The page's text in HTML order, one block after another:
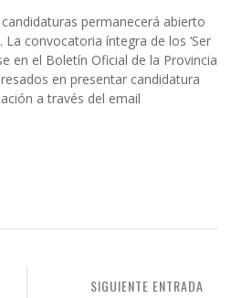
permanecerá abierto
convocatoria íntegra de los ‘Ser
en el Boletín Oficial de la Provincia
en presentar candidatura
a través del email
SIGUIENTE ENTRADA